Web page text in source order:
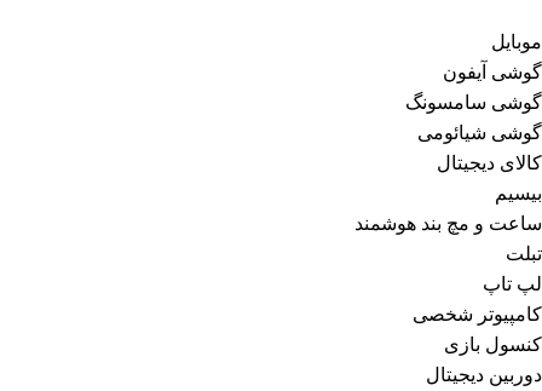
موبایل
گوشی آیفون
گوشی سامسونگ
گوشی شیائومی
کالای دیجیتال
بیسیم
ساعت و مچ بند هوشمند
تبلت
لپ تاپ
کامپیوتر شخصی
کنسول بازی
دوربین دیجیتال